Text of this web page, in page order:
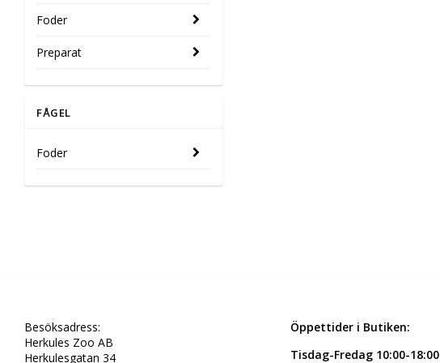
Foder
Preparat
FÅGEL
Foder
Besöksadress:
Herkules Zoo AB
Herkulesgatan 34
Öppettider i Butiken:
Tisdag-Fredag 10:00-18:00